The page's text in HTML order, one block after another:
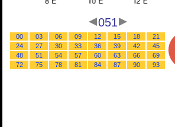
051
00 03 06 09 12 15 18
21
24
27 30 33 36 39 42
45
48
51 54 57 60 63 66
69
72
75 78 81 84 87 90 93